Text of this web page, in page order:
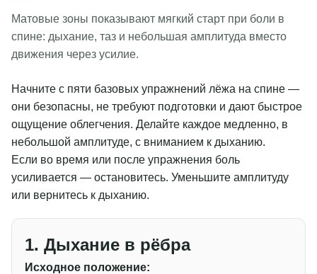
Матовые зоны показывают мягкий старт при боли в
спине: дыхание, таз и небольшая амплитуда вместо
движения через усилие.
Начните с пяти базовых упражнений лёжа на спине —
они безопасны, не требуют подготовки и дают быстрое
ощущение облегчения. Делайте каждое медленно, в
небольшой амплитуде, с вниманием к дыханию.
Если во время или после упражнения боль
усиливается — остановитесь. Уменьшите амплитуду
или вернитесь к дыханию.
1. Дыхание в рёбра
Исходное положение: